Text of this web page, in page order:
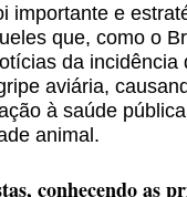
importante e
que, como o
da incidência
aviária,
à saúde
animal.
conhecendo as